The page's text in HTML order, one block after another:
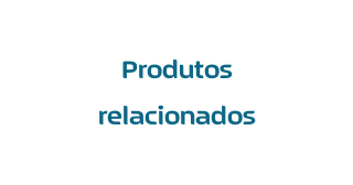
Produtos
relacionados